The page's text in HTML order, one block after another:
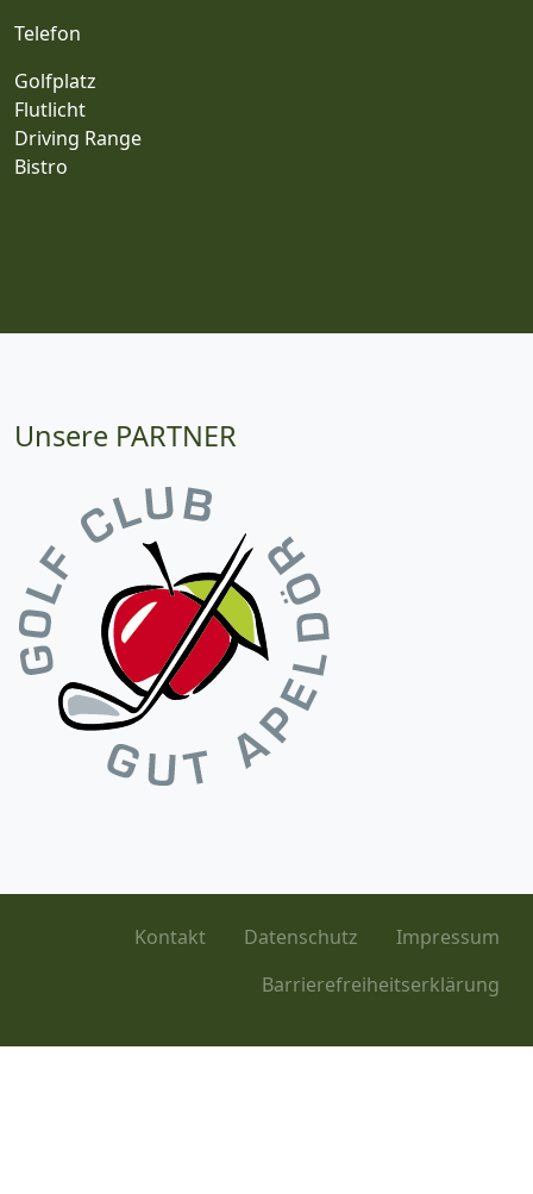
Telefon
Golfplatz
Flutlicht
Driving Range
Bistro
Unsere PARTNER
Kontakt Datenschutz
Impressum
Barrierefreiheitserklärung